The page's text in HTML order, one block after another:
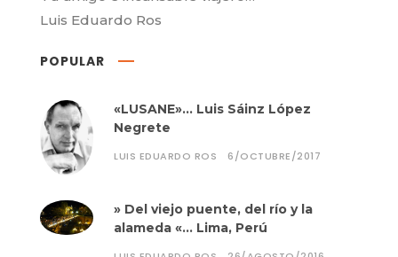
Luis Eduardo Ros
POPULAR
«LUSANE»… Luis Sáinz López
Negrete
LUIS EDUARDO ROS 6/OCTUBRE/2017
» Del viejo puente, del río y la
alameda «… Lima, Perú